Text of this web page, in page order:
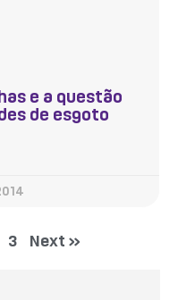
e a questão
de esgoto
3 Next »